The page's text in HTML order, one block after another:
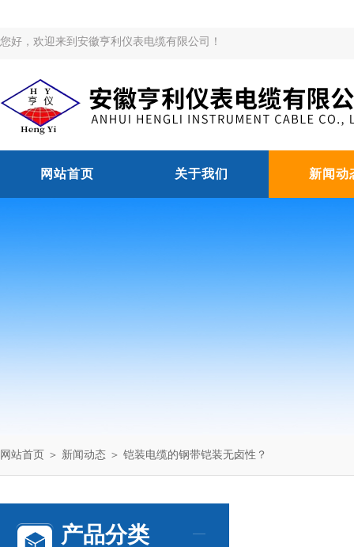
您好，欢迎来到安徽亨利仪表电缆有限公司！
网站首页 关于我们 新闻动
网站首页 ＞ 新闻动态 ＞ 铠装电缆的钢带铠装无卤性？
产品分类